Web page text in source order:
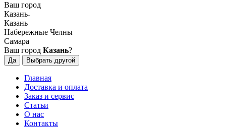
Ваш город
Казань
Казань
Набережные Челны
Самара
Ваш город Казань?
Да Выбрать другой
Главная
Доставка и оплата
Заказ и сервис
Статьи
О нас
Контакты